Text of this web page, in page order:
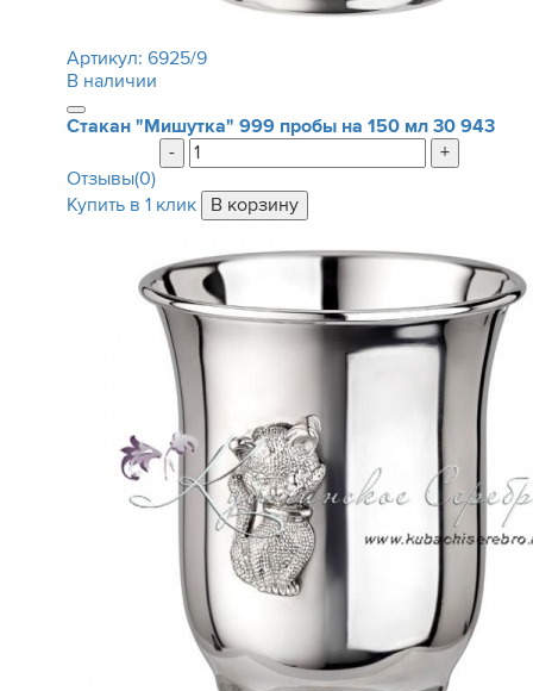
Артикул: 6925/9
В наличии
Стакан "Мишутка" 999 пробы на 150 мл 30 943
-
+
Отзывы(0)
Купить в 1 клик